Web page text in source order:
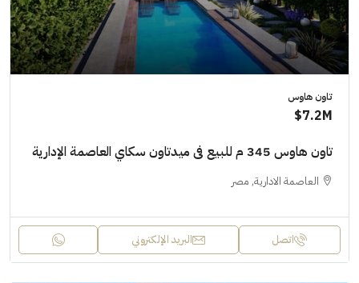
تاون هاوس
7.2M$
تاون هاوس 345 م للبيع فى ميدتاون سكاي العاصمة الإدارية
العاصمة الادارية, مصر
اتصل البريد الإلكتروني